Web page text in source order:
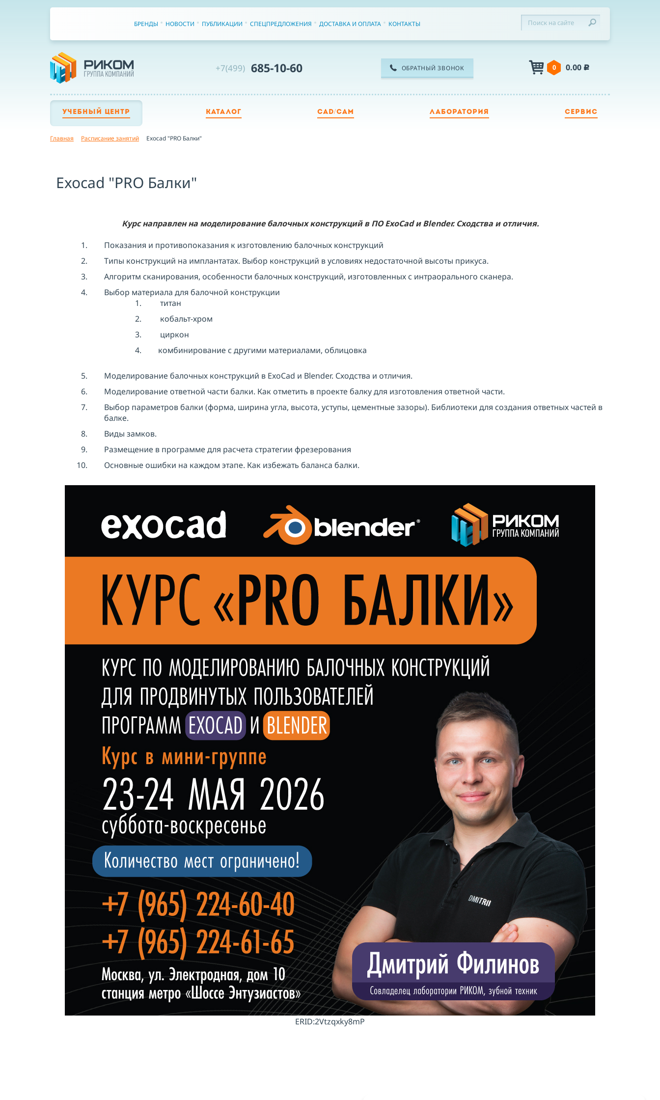
БРЕНДЫ НОВОСТИ ПУБЛИКАЦИИ СПЕЦПРЕДЛОЖЕНИЯ ДОСТАВКА И ОПЛАТА КОНТАКТЫ
+7(499) 685-10-60 ОБРАТНЫЙ ЗВОНОК 0 0.00 c
наобработку персональных данных
УЧЕБНЫЙ ЦЕНТР КАТАЛОГ CAD/CAM ЛАБОРАТОРИЯ СЕРВИС
Главная Расписание занятий Exocad "PRO Балки"
Exocad "PRO Балки"
Курс направлен на моделирование балочных конструкций в ПО ExoCad и Blender. Сходства и отличия.
Показания и противопоказания к изготовлению балочных конструкций
Типы конструкций на имплантатах. Выбор конструкций в условиях недостаточной высоты прикуса.
Алгоритм сканирования, особенности балочных конструкций, изготовленных с интраорального сканера.
Выбор материала для балочной конструкции
титан
кобальт-хром
циркон
комбинирование с другими материалами, облицовка
Моделирование балочных конструкций в ExoCad и Blender. Сходства и отличия.
Моделирование ответной части балки. Как отметить в проекте балку для изготовления ответной части.
Выбор параметров балки (форма, ширина угла, высота, уступы, цементные зазоры). Библиотеки для создания ответных частей в
балке.
Виды замков.
Размещение в программе для расчета стратегии фрезерования
Основные ошибки на каждом этапе. Как избежать баланса балки.
ERID:2Vtzqxky8mP